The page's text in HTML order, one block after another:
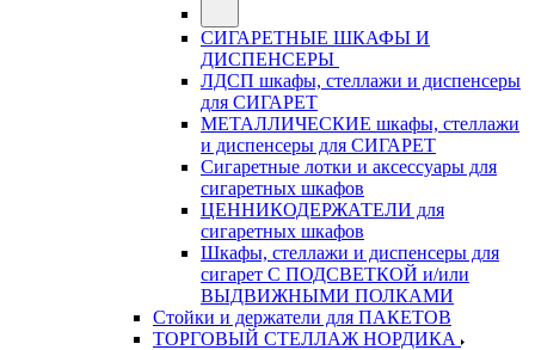
СИГАРЕТНЫЕ ШКАФЫ И
ДИСПЕНСЕРЫ
ЛДСП шкафы, стеллажи и диспенсеры
для СИГАРЕТ
МЕТАЛЛИЧЕСКИЕ шкафы, стеллажи
и диспенсеры для СИГАРЕТ
Сигаретные лотки и аксессуары для
сигаретных шкафов
ЦЕННИКОДЕРЖАТЕЛИ для
сигаретных шкафов
Шкафы, стеллажи и диспенсеры для
сигарет С ПОДСВЕТКОЙ и/или
ВЫДВИЖНЫМИ ПОЛКАМИ
Стойки и держатели для ПАКЕТОВ
ТОРГОВЫЙ СТЕЛЛАЖ НОРДИКА